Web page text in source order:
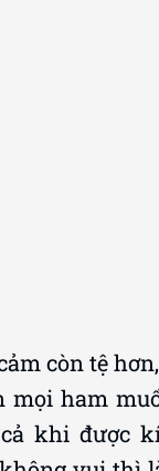
ham
cả khi được
vui thì
này đúng